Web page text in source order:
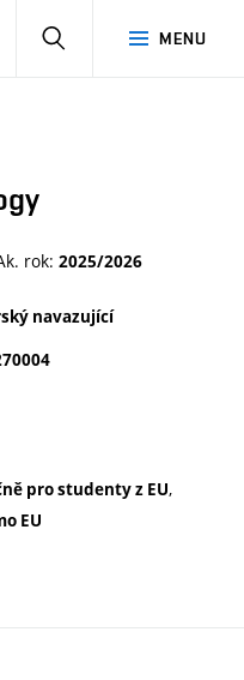
MENU
rok: 2025/2026
navazující
pro studenty z EU,
EU